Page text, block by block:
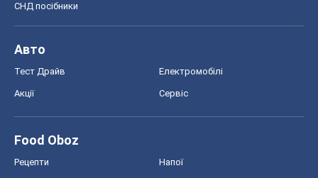
СНД посібники
Авто
Тест Драйв Електромобілі
Акції Сервіс
Food Oboz
Рецепти Напої